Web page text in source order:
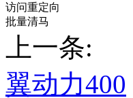
访问重定向
批量清马
上一条:
翼动力400